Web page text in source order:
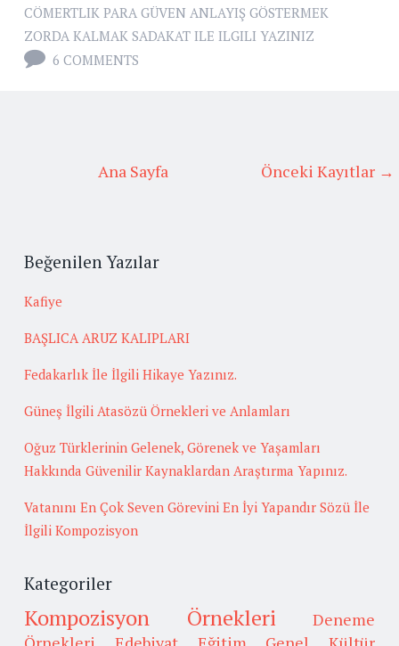
CÖMERTLIK PARA GÜVEN ANLAYIŞ GÖSTERMEK
ZORDA KALMAK SADAKAT ILE ILGILI YAZINIZ
6 COMMENTS
Önceki Kayıtlar →
Ana Sayfa
Beğenilen Yazılar
Kafiye
BAŞLICA ARUZ KALIPLARI
Fedakarlık İle İlgili Hikaye Yazınız.
Güneş İlgili Atasözü Örnekleri ve Anlamları
Oğuz Türklerinin Gelenek, Görenek ve Yaşamları
Hakkında Güvenilir Kaynaklardan Araştırma Yapınız.
Vatanını En Çok Seven Görevini En İyi Yapandır Sözü İle
İlgili Kompozisyon
Kategoriler
Kompozisyon Örnekleri
Deneme